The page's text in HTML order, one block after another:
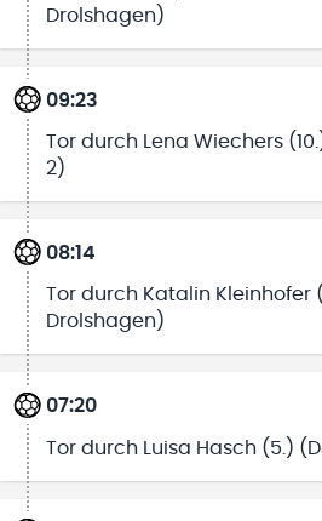
Drolshagen)
09:23
Tor durch Lena Wiechers
2)
08:14
Tor durch Katalin Kleinhofer
Drolshagen)
07:20
Tor durch Luisa Hasch (5.)